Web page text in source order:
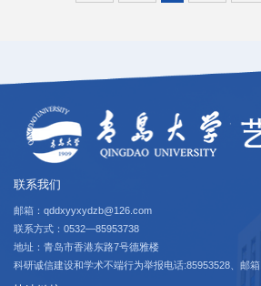
联系我们
邮箱：qddxyyxydzb@126.com
联系方式：0532—85953738
地址：青岛市香港东路7号德雅楼
科研诚信建设和学术不端行为举报电话:85953528、邮